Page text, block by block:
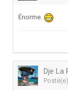
Énorme.
Dje La
Posté(e)